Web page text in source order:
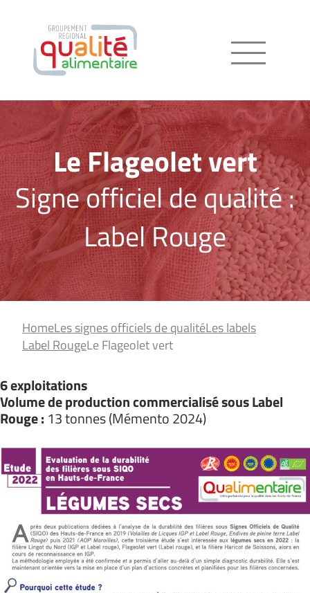
Menu
Le Flageolet vert
Signe officiel de qualité :
Label Rouge
HomeLes signes officiels de qualitéLes labels
Label RougeLe Flageolet vert
6 exploitations
Volume de production commercialisé sous Label
Rouge : 13 tonnes (Mémento 2024)